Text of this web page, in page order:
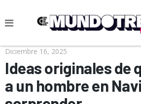
NOTICIAS
CULTURA POP
CIENCIA Y TECNOLOGÍA
Diciembre 16, 2025
Ideas originales de
a un hombre en